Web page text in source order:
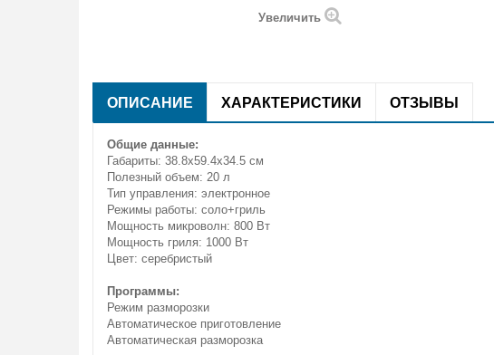
Увеличить
ОПИСАНИЕ ХАРАКТЕРИСТИКИ ОТЗЫВЫ
Общие данные:
Габариты: 38.8х59.4х34.5 см
Полезный объем: 20 л
Тип управления: электронное
Режимы работы: соло+гриль
Мощность микроволн: 800 Вт
Мощность гриля: 1000 Вт
Цвет: серебристый
Программы:
Режим разморозки
Автоматическое приготовление
Автоматическая разморозка